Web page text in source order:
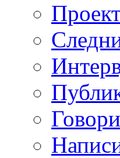
Говори